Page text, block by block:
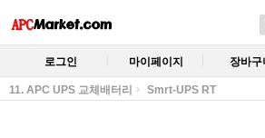
로그인 마이페이지 장바구
11. APC UPS 교체배터리 Smrt-UPS RT